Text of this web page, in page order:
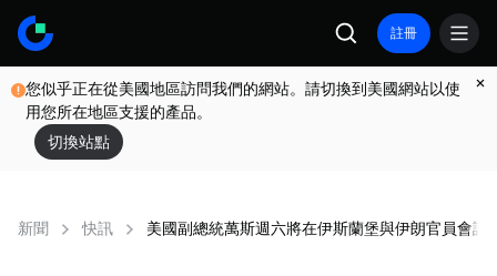
註冊
您似乎正在從美國地區訪問我們的網站。請切換到美國網站以使
用您所在地區支援的產品。
切換站點
新聞 快訊 美國副總統萬斯週六將在伊斯蘭堡與伊朗官員會